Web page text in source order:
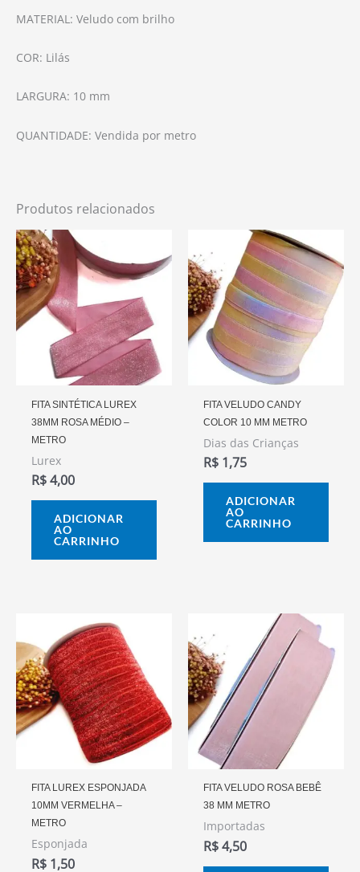
MATERIAL: Veludo com brilho
COR: Lilás
LARGURA: 10 mm
QUANTIDADE: Vendida por metro
Produtos relacionados
FITA SINTÉTICA LUREX
38MM ROSA MÉDIO –
METRO
Lurex
R$4,00
ADICIONAR
AO
CARRINHO
FITA VELUDO CANDY
COLOR 10 MM METRO
Dias das Crianças
R$ 1,75
ADICIONAR
AO
CARRINHO
FITA LUREX ESPONJADA
10MM VERMELHA –
METRO
Esponjada
R$ 1,50
FITA VELUDO ROSA BEBÊ
38 MM METRO
Importadas
R$4,50